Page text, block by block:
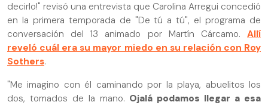
decirlo!" revisó una entrevista que Carolina Arregui concedió
en la primera temporada de "De tú a tú", el programa de
conversación del 13 animado por Martín Cárcamo. Allí
reveló cuál era su mayor miedo en su relación con Roy
Sothers.
"Me imagino con él caminando por la playa, abuelitos los
dos, tomados de la mano. Ojalá podamos llegar a esa